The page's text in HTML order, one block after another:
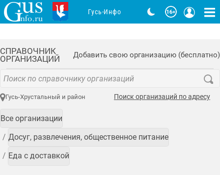
СПРАВОЧНИК
ОРГАНИЗАЦИЙ
Добавить свою организацию (бесплатно)
Гусь-Хрустальный и район Поиск организаций по адресу
Все организации
Досуг, развлечения, общественное питание
Еда с доставкой
Гусь-Инфо